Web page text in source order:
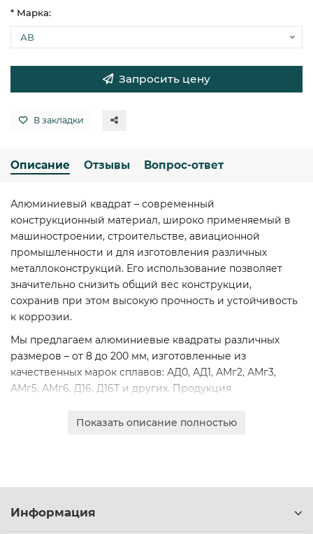
* Марка:
Запросить цену
В закладки
Описание Отзывы Вопрос-ответ
Алюминиевый квадрат – современный
конструкционный материал, широко применяемый в
машиностроении, строительстве, авиационной
промышленности и для изготовления различных
металлоконструкций. Его использование позволяет
значительно снизить общий вес конструкции,
сохранив при этом высокую прочность и устойчивость
к коррозии.
Мы предлагаем алюминиевые квадраты различных
размеров – от 8 до 200 мм, изготовленные из
качественных марок сплавов: АД0, АД1, АМг2, АМг3,
АМг5, АМг6, Д16, Д16Т и других. Продукция
ГОСТ 21488-97, что гарантирует ее надежность и
оперативная доставка по Минску и всей Беларуси.
Показать описание полностью
Информация